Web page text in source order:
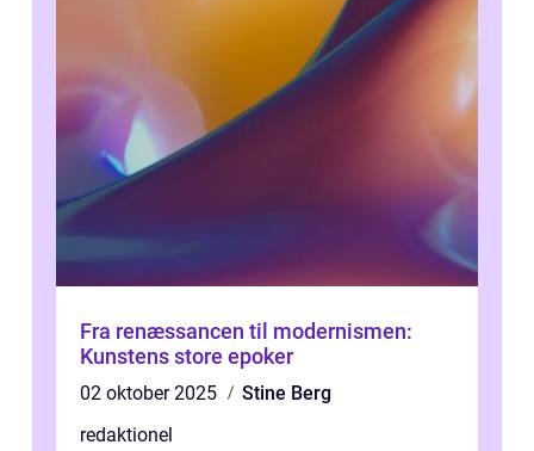
Fra renæssancen til modernismen:
Kunstens store epoker
02 oktober 2025
Stine Berg
redaktionel